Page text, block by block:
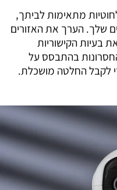
מתאימות לביתך,
שלך. הערך את האזורים
בעיות הקישוריות
בהתבסס על
לקבל החלטה מושכלת.